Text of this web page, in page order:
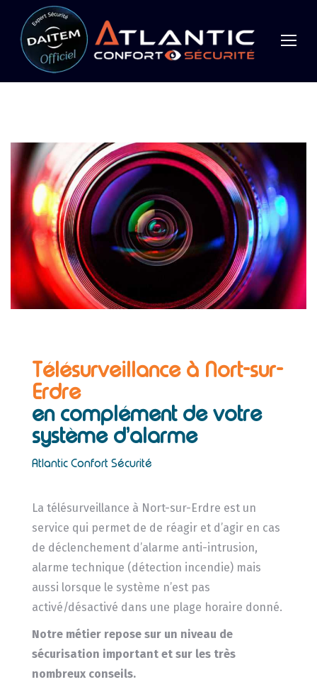
Télésurveillance à Nort-sur-
Erdre
en complément de votre
système d’alarme
Atlantic Confort Sécurité
La télésurveillance à Nort-sur-Erdre est un
service qui permet de de réagir et d’agir en cas
de déclenchement d’alarme anti-intrusion,
alarme technique (détection incendie) mais
aussi lorsque le système n’est pas
activé/désactivé dans une plage horaire donné.
Notre métier repose sur un niveau de
sécurisation important et sur les très
nombreux conseils.